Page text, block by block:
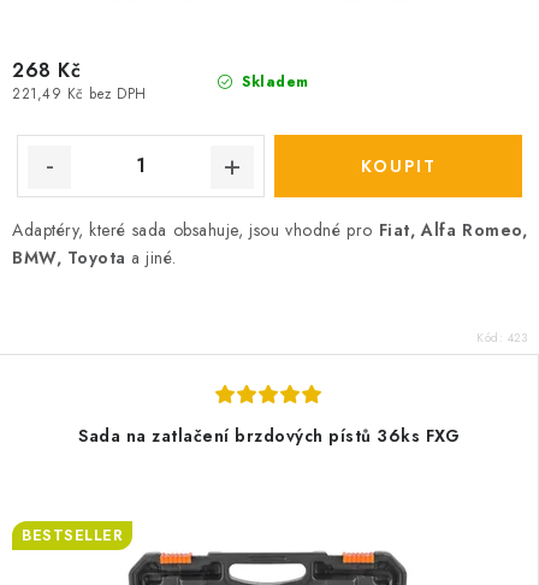
Skladem
221,49 Kč bez DPH
268 Kč
Adaptéry, které sada obsahuje, jsou vhodné pro Fiat, Alfa Romeo,
BMW, Toyota a jiné.
Kód: 423
Sada na zatlačení brzdových pístů 36ks FXG
BESTSELLER